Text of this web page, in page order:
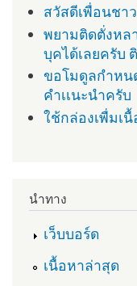
สวัสดีเพื่อนชา
พยามติดตั่งหลา
บุคได้เลยครับ
ขอโมดูลกำหน
คำเเนะนำครับ
ใช้กล่องเพื่มเ
นำทาง
เว็บบอร์ด
เนื้อหาล่าสุด